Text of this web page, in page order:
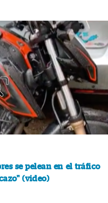
se pelean en el tráfico
(video)